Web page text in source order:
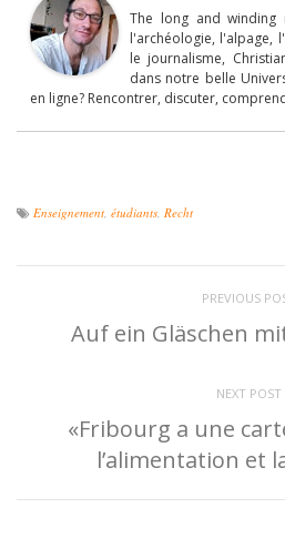
The long and
l'archéologie, l'alpage,
le journalisme,
dans notre belle
en ligne? Rencontrer, discuter,
Enseignement étudiants Recht
PREVIOUS
Auf ein Gläschen
NEXT POST
«Fribourg a une
l’alimentation et